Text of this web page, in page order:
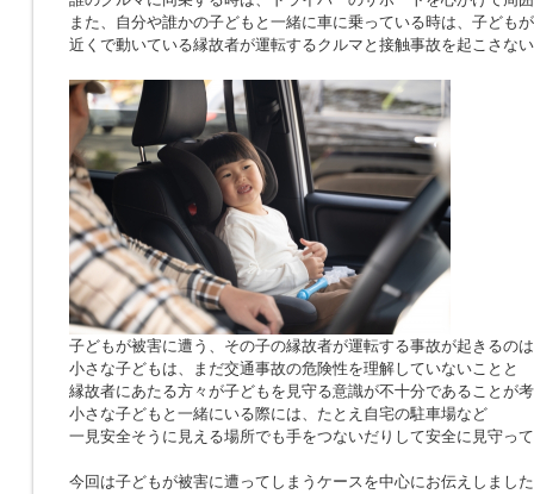
また、自分や誰かの子どもと一緒に車に乗っている時は、子ども
近くで動いている縁故者が運転するクルマと接触事故を起こさな
子どもが被害に遭う、その子の縁故者が運転する事故が起きるの
小さな子どもは、まだ交通事故の危険性を理解していないことと
縁故者にあたる方々が子どもを見守る意識が不十分であることが
小さな子どもと一緒にいる際には、たとえ自宅の駐車場など
一見安全そうに見える場所でも手をつないだりして安全に見守っ
今回は子どもが被害に遭ってしまうケースを中心にお伝えしまし